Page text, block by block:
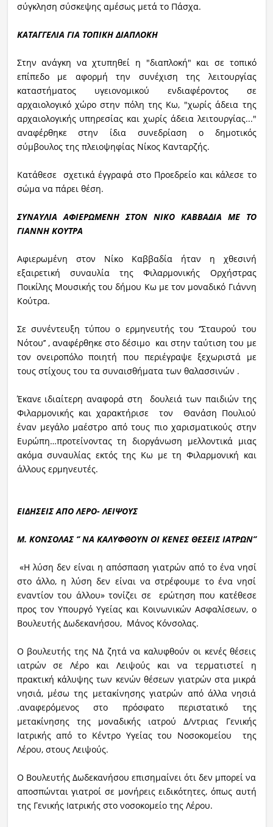
σύγκληση σύσκεψης αμέσως μετά το Πάσχα.
ΚΑΤΑΓΓΕΛΙΑ ΓΙΑ ΤΟΠΙΚΗ ΔΙΑΠΛΟΚΗ
Στην ανάγκη να χτυπηθεί η "διαπλοκή" και σε τοπικό
επίπεδο με αφορμή την συνέχιση της λειτουργίας
καταστήματος υγειονομικού ενδιαφέροντος σε
αρχαιολογικό χώρο στην πόλη της Κω, "χωρίς άδεια της
αρχαιολογικής υπηρεσίας και χωρίς άδεια λειτουργίας..."
αναφέρθηκε στην ίδια συνεδρίαση ο δημοτικός
σύμβουλος της πλειοψηφίας Νίκος Κανταρζής.
Κατάθεσε σχετικά έγγραφά στο Προεδρείο και κάλεσε το
σώμα να πάρει θέση.
ΣΥΝΑΥΛΙΑ ΑΦΙΕΡΩΜΕΝΗ ΣΤΟΝ ΝΙΚΟ ΚΑΒΒΑΔΙΑ ΜΕ ΤΟ
ΓΙΑΝΝΗ ΚΟΥΤΡΑ
Αφιερωμένη στον Νίκο Καββαδία ήταν η χθεσινή
εξαιρετική συναυλία της Φιλαρμονικής Ορχήστρας
Ποικίλης Μουσικής του δήμου Κω με τον μοναδικό Γιάννη
Κούτρα.
Σε συνέντευξη τύπου ο ερμηνευτής του ‘’Σταυρού του
Νότου’’ , αναφέρθηκε στο δέσιμο και στην ταύτιση του με
τον ονειροπόλο ποιητή που περιέγραψε ξεχωριστά με
τους στίχους του τα συναισθήματα των θαλασσινών .
Έκανε ιδιαίτερη αναφορά στη δουλειά των παιδιών της
Φιλαρμονικής και χαρακτήρισε τον Θανάση Πουλιού
έναν μεγάλο μαέστρο από τους πιο χαρισματικούς στην
Ευρώπη…προτείνοντας τη διοργάνωση μελλοντικά μιας
ακόμα συναυλίας εκτός της Κω με τη Φιλαρμονική και
άλλους ερμηνευτές.
ΕΙΔΗΣΕΙΣ ΑΠΟ ΛΕΡΟ- ΛΕΙΨΟΥΣ
Μ. ΚΟΝΣΟΛΑΣ ‘’ ΝΑ ΚΑΛΥΦΘΟΥΝ ΟΙ ΚΕΝΕΣ ΘΕΣΕΙΣ ΙΑΤΡΩΝ’’
«Η λύση δεν είναι η απόσπαση γιατρών από το ένα νησί
στο άλλο, η λύση δεν είναι να στρέφουμε το ένα νησί
εναντίον του άλλου» τονίζει σε ερώτηση που κατέθεσε
προς τον Υπουργό Υγείας και Κοινωνικών Ασφαλίσεων, ο
Βουλευτής Δωδεκανήσου, Μάνος Κόνσολας.
Ο βουλευτής της ΝΔ ζητά να καλυφθούν οι κενές θέσεις
ιατρών σε Λέρο και Λειψούς και να τερματιστεί η
πρακτική κάλυψης των κενών θέσεων γιατρών στα μικρά
νησιά, μέσω της μετακίνησης γιατρών από άλλα νησιά
.αναφερόμενος στο πρόσφατο περιστατικό της
μετακίνησης της μοναδικής ιατρού Δ/ντριας Γενικής
Ιατρικής από το Κέντρο Υγείας του Νοσοκομείου της
Λέρου, στους Λειψούς.
Ο Βουλευτής Δωδεκανήσου επισημαίνει ότι δεν μπορεί να
αποσπώνται γιατροί σε μονήρεις ειδικότητες, όπως αυτή
της Γενικής Ιατρικής στο νοσοκομείο της Λέρου.